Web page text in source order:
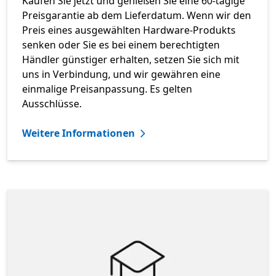
Preisgarantie ab dem Lieferdatum. Wenn wir den
Preis eines ausgewählten Hardware-Produkts
senken oder Sie es bei einem berechtigten
Händler günstiger erhalten, setzen Sie sich mit
uns in Verbindung, und wir gewähren eine
einmalige Preisanpassung. Es gelten
Ausschlüsse.
Weitere Informationen